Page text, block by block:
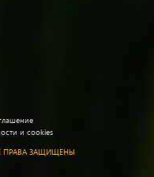
и cookies
ПРАВА ЗАЩИЩЕНЫ